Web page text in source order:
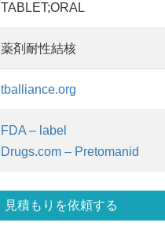
TABLET;ORAL
薬剤耐性結核
tballiance.org
FDA – label
Drugs.com – Pretomanid
見積もりを依頼する